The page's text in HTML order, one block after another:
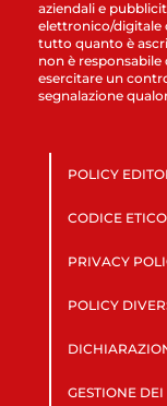
aziendali e
elettronico/digitale
tutto quanto è
non è
esercitare un
segnalazione
POLICY
CODICE
PRIVACY
POLICY
GESTIONE